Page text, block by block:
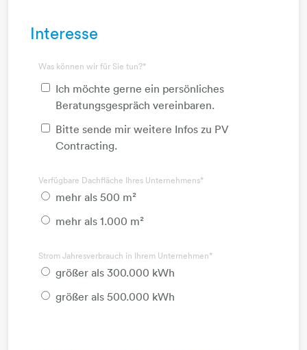
Interesse
Was können wir für Sie tun?*
Ich möchte gerne ein persönliches
Beratungsgespräch vereinbaren.
Bitte sende mir weitere Infos zu PV
Contracting.
Verfügbare Dachfläche Ihres Unternehmens*
mehr als 500 m²
mehr als 1.000 m²
Strom Jahresverbrauch in Ihrem Unternehmen*
größer als 300.000 kWh
größer als 500.000 kWh